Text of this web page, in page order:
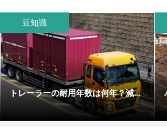
豆知識
トレーラーの耐用年数は何年？減...